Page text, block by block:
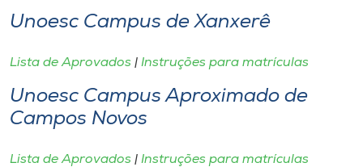
Unoesc Campus de Xanxerê
Lista de Aprovados | Instruções para matrículas
Unoesc Campus Aproximado de
Campos Novos
Lista de Aprovados | Instruções para matrículas